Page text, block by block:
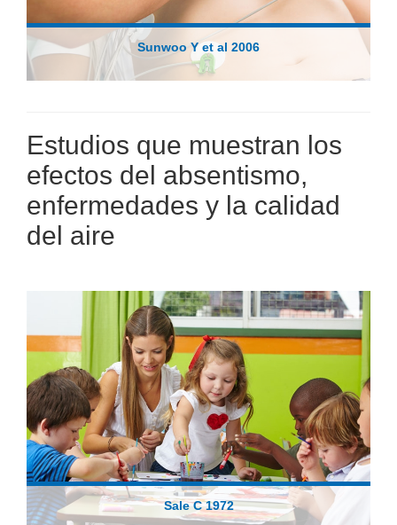
Sunwoo Y et al 2006
Estudios que muestran los
efectos del absentismo,
enfermedades y la calidad
del aire
Sale C 1972